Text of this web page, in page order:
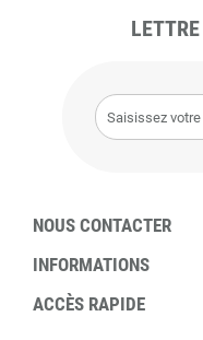
NOUS CONTACTER
INFORMATIONS
ACCÈS RAPIDE